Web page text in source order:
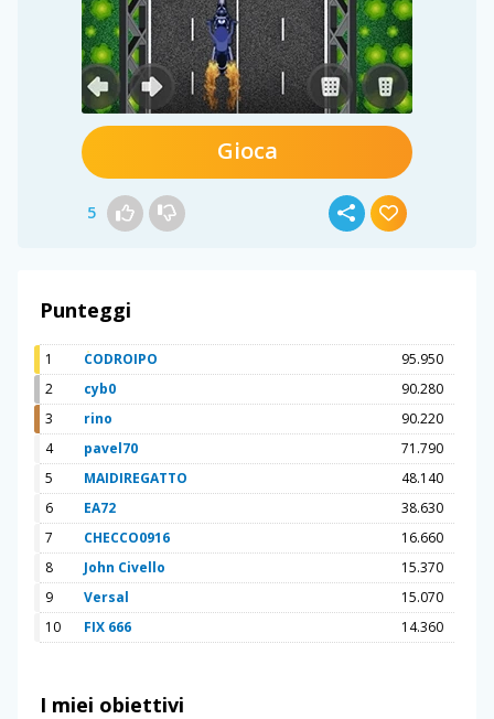
Gioca
5
Punteggi
1 CODROIPO
95.950
2
cyb0
90.280
3
rino
90.220
4
pavel70
71.790
5
MAIDIREGATTO
48.140
6
EA72
38.630
7
CHECCO0916
16.660
8
John Civello
15.370
9
Versal
15.070
10
FIX 666 14.360
I miei obiettivi